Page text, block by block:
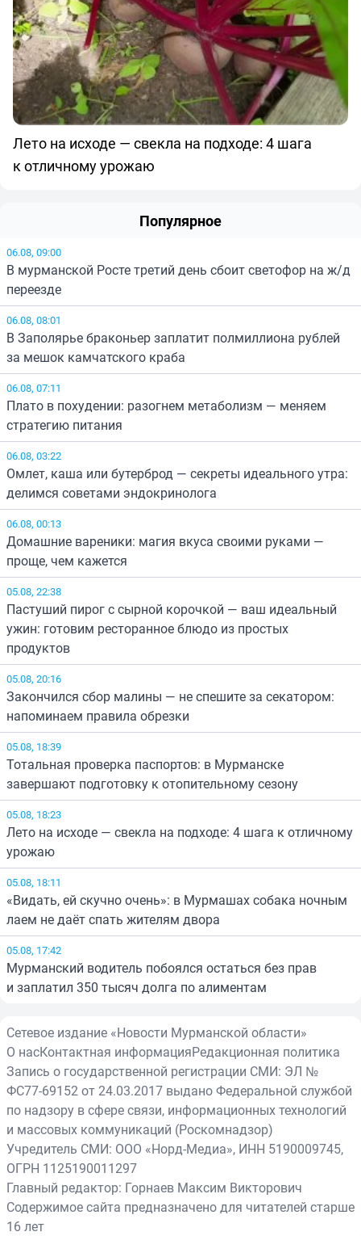
Лето на исходе — свекла на подходе: 4 шага
к отличному урожаю
Популярное
06.08, 09:00
В мурманской Росте третий день сбоит светофор на ж/д
переезде
06.08, 08:01
В Заполярье браконьер заплатит полмиллиона рублей
за мешок камчатского краба
06.08, 07:11
Плато в похудении: разогнем метаболизм — меняем
стратегию питания
06.08, 03:22
Омлет, каша или бутерброд — секреты идеального утра:
делимся советами эндокринолога
06.08, 00:13
Домашние вареники: магия вкуса своими руками —
проще, чем кажется
05.08, 22:38
Пастуший пирог с сырной корочкой — ваш идеальный
ужин: готовим ресторанное блюдо из простых
продуктов
05.08, 20:16
Закончился сбор малины — не спешите за секатором:
напоминаем правила обрезки
05.08, 18:39
Тотальная проверка паспортов: в Мурманске
завершают подготовку к отопительному сезону
05.08, 18:23
Лето на исходе — свекла на подходе: 4 шага к отличному
урожаю
05.08, 18:11
«Видать, ей скучно очень»: в Мурмашах собака ночным
лаем не даёт спать жителям двора
05.08, 17:42
Мурманский водитель побоялся остаться без прав
и заплатил 350 тысяч долга по алиментам
Сетевое издание «Новости Мурманской области»
О насКонтактная информацияРедакционная политика
Запись о государственной регистрации СМИ: ЭЛ №
ФС77-69152 от 24.03.2017 выдано Федеральной службой
по надзору в сфере связи, информационных технологий
и массовых коммуникаций (Роскомнадзор)
Учредитель СМИ: ООО «Норд-Медиа», ИНН 5190009745,
ОГРН 1125190011297
Главный редактор: Горнаев Максим Викторович
Содержимое сайта предназначено для читателей старше
16 лет